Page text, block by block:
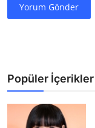
Yorum Gönder
Popüler İçerikler